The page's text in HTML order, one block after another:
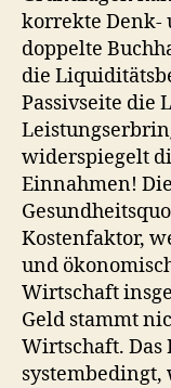
korrekte Denk-
doppelte
die
Passivseite die
widerspiegelt
Einnahmen!
Kostenfaktor,
und
Wirtschaft
Geld stammt
Wirtschaft. Das
systembedingt,